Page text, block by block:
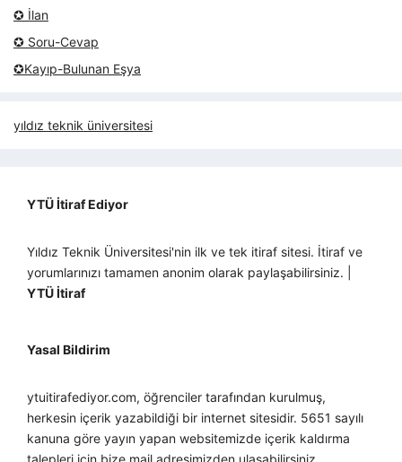
✪ İlan
✪ Soru-Cevap
✪Kayıp-Bulunan Eşya
yıldız teknik üniversitesi
YTÜ İtiraf Ediyor
Yıldız Teknik Üniversitesi'nin ilk ve tek itiraf sitesi. İtiraf ve
yorumlarınızı tamamen anonim olarak paylaşabilirsiniz. |
YTÜ İtiraf
Yasal Bildirim
ytuitirafediyor.com, öğrenciler tarafından kurulmuş,
herkesin içerik yazabildiği bir internet sitesidir. 5651 sayılı
kanuna göre yayın yapan websitemizde içerik kaldırma
talepleri için bize mail adresimizden ulaşabilirsiniz.